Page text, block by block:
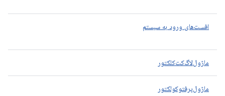
افست‌های ورود به سیستم
ماژول‌لاگ‌کت‌کلکتور
ماژول‌پرفتو‌کولکتور